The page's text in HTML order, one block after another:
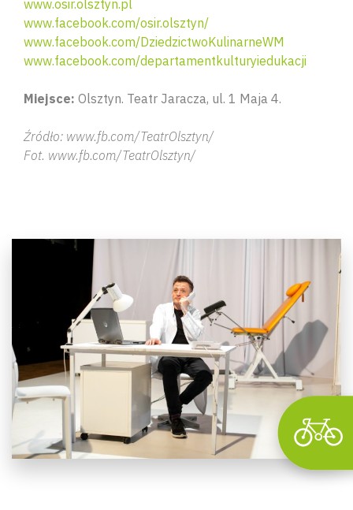
www.osir.olsztyn.pl
www.facebook.com/osir.olsztyn/
www.facebook.com/DziedzictwoKulinarneWM
www.facebook.com/departamentkulturyiedukacji
Miejsce: Olsztyn. Teatr Jaracza, ul. 1 Maja 4.
Źródło: www.fb.com/TeatrOlsztyn/
Fot. www.fb.com/TeatrOlsztyn/